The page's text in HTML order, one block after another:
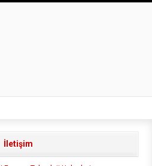
İletişim